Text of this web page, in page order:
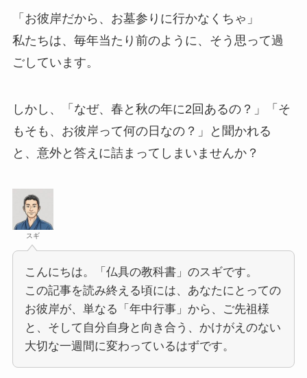
「お彼岸だから、お墓参りに行かなくちゃ」
私たちは、毎年当たり前のように、そう思って過
ごしています。
しかし、「なぜ、春と秋の年に2回あるの？」「そ
もそも、お彼岸って何の日なの？」と聞かれる
と、意外と答えに詰まってしまいませんか？
スギ
こんにちは。「仏具の教科書」のスギです。
この記事を読み終える頃には、あなたにとっての
お彼岸が、単なる「年中行事」から、ご先祖様
と、そして自分自身と向き合う、かけがえのない
大切な一週間に変わっているはずです。